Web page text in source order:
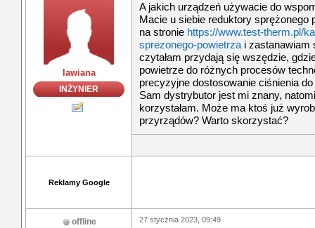
lawiana
INŻYNIER
A jakich urządzeń używacie do
Macie u siebie reduktory sprężonego
na stronie https://www.test-therm.pl/
sprezonego-powietrza i zastanawiam
czytałam przydają się wszędzie,
powietrze do różnych procesów
precyzyjne dostosowanie ciśnienia
Sam dystrybutor jest mi znany,
korzystałam. Może ma ktoś już
przyrządów? Warto skorzystać?
Reklamy Google
offline 27 stycznia 2023, 09:49